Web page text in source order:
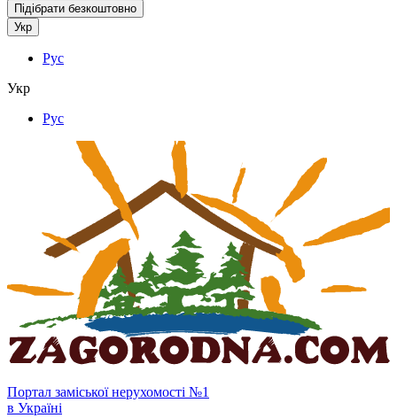
Підібрати безкоштовно
Укр
Рус
Укр
Рус
Портал заміської нерухомості №1
в Україні